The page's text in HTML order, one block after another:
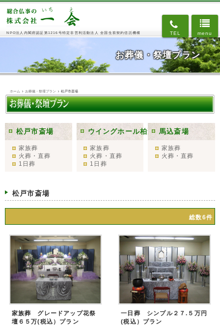
menu
TEL
NPO法人内閣府認証第1216号特定非営利活動法人 全国生前契約信託機構
お葬儀・祭壇プラン
ホーム お葬儀・祭壇プラン 松戸市斎場
松戸市斎場
家族葬
火葬・直葬
1日葬
ウイングホール柏斎場
家族葬
火葬・直葬
1日葬
馬込斎場
家族葬
火葬・直葬
松戸市斎場
総数6件
家族葬 グレードアップ花祭
壇６５万(税込）プラン
一日葬 シンプル２７.５万円
(税込）プラン